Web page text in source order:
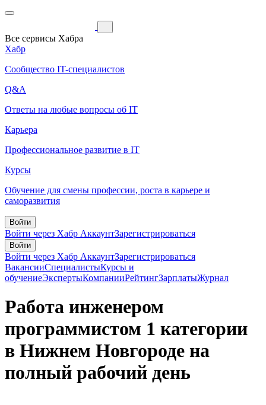
Все сервисы Хабра
Хабр
Сообщество IT-специалистов
Q&A
Ответы на любые вопросы об IT
Карьера
Профессиональное развитие в IT
Курсы
Обучение для смены профессии, роста в карьере и
саморазвития
Войти
Войти через Хабр АккаунтЗарегистрироваться
Войти
Войти через Хабр АккаунтЗарегистрироваться
ВакансииСпециалистыКурсы и
обучениеЭкспертыКомпанииРейтингЗарплатыЖурнал
Работа инженером
программистом 1 категории
в Нижнем Новгороде на
полный рабочий день